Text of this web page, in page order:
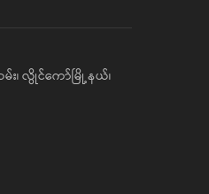
း၊ လွိုင်ကော်မြို့နယ်၊